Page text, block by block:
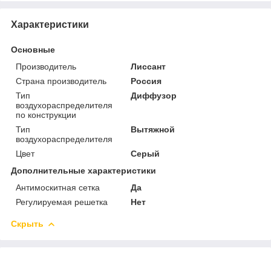
Характеристики
Основные
Производитель
Лиссант
Страна производитель
Россия
Тип
воздухораспределителя
по конструкции
Диффузор
Тип
воздухораспределителя
Вытяжной
Цвет
Серый
Дополнительные характеристики
Антимоскитная сетка
Да
Регулируемая решетка
Нет
Скрыть